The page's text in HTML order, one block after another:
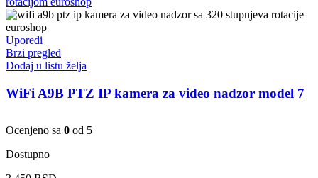
Uporedi
Brzi pregled
Dodaj u listu želja
WiFi A9B PTZ IP kamera za video nadzor model 7
Ocenjeno sa 0 od 5
Dostupno